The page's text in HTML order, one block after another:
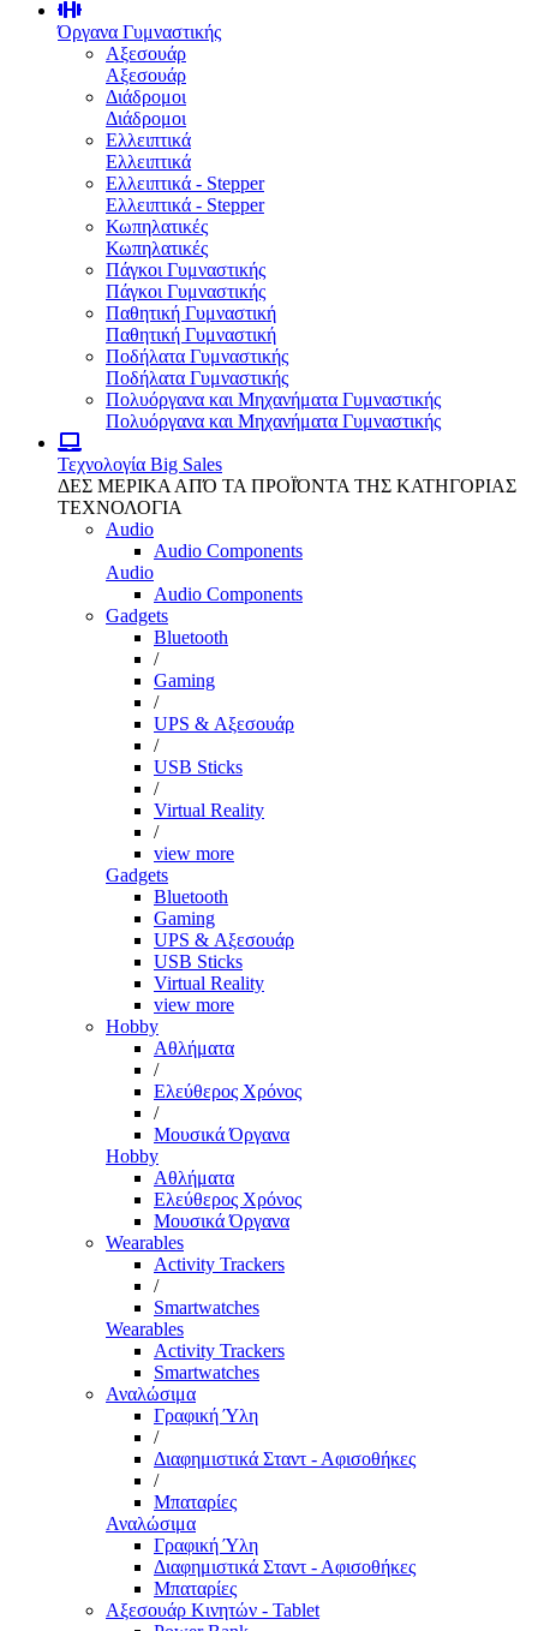
Όργανα Γυμναστικής
Αξεσουάρ
Αξεσουάρ
Διάδρομοι
Διάδρομοι
Ελλειπτικά
Ελλειπτικά
Ελλειπτικά - Stepper
Ελλειπτικά - Stepper
Κωπηλατικές
Κωπηλατικές
Πάγκοι Γυμναστικής
Πάγκοι Γυμναστικής
Παθητική Γυμναστική
Παθητική Γυμναστική
Ποδήλατα Γυμναστικής
Ποδήλατα Γυμναστικής
Πολυόργανα και Μηχανήματα Γυμναστικής
Πολυόργανα και Μηχανήματα Γυμναστικής
Τεχνολογία Big Sales
ΔΕΣ ΜΕΡΙΚΑ ΑΠΌ ΤΑ ΠΡΟΪΌΝΤΑ ΤΗΣ ΚΑΤΗΓΟΡΙΑΣ
ΤΕΧΝΟΛΟΓΙΑ
Audio
Audio Components
Audio
Audio Components
Gadgets
Bluetooth
/
Gaming
/
UPS & Αξεσουάρ
/
USB Sticks
/
Virtual Reality
/
view more
Gadgets
Bluetooth
Gaming
UPS & Αξεσουάρ
USB Sticks
Virtual Reality
view more
Hobby
Αθλήματα
/
Ελεύθερος Χρόνος
/
Μουσικά Όργανα
Hobby
Αθλήματα
Ελεύθερος Χρόνος
Μουσικά Όργανα
Wearables
Activity Trackers
/
Smartwatches
Wearables
Activity Trackers
Smartwatches
Αναλώσιμα
Γραφική Ύλη
/
Διαφημιστικά Σταντ - Αφισοθήκες
/
Μπαταρίες
Αναλώσιμα
Γραφική Ύλη
Διαφημιστικά Σταντ - Αφισοθήκες
Μπαταρίες
Αξεσουάρ Κινητών - Tablet